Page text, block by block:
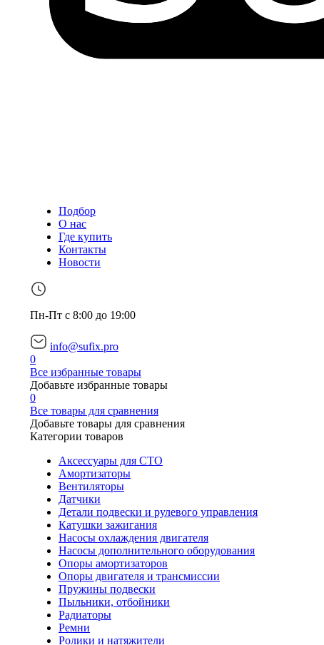
Подбор
О нас
Где купить
Контакты
Новости
Пн-Пт с 8:00 до 19:00
info@sufix.pro
0
Все избранные товары
Добавьте избранные товары
0
Все товары для сравнения
Добавьте товары для сравнения
Категории товаров
Аксессуары для СТО
Амортизаторы
Вентиляторы
Датчики
Детали подвески и рулевого управления
Катушки зажигания
Насосы охлаждения двигателя
Насосы дополнительного оборудования
Опоры амортизаторов
Опоры двигателя и трансмиссии
Пружины подвески
Пыльники, отбойники
Радиаторы
Ремни
Ролики и натяжители